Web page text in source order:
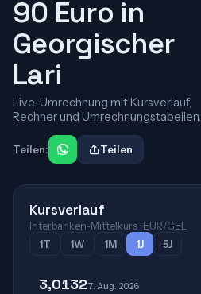
90 Euro in
Georgischer
Lari
Live-Umrechnung mit Kursverlauf,
Rechner und Umrechnungstabellen.
Teilen: Teilen
Kursverlauf
Interbanken-Mittelkurs · EUR/GEL
1T
1W 1M 1J 5J
3,01327. Aug. 2026